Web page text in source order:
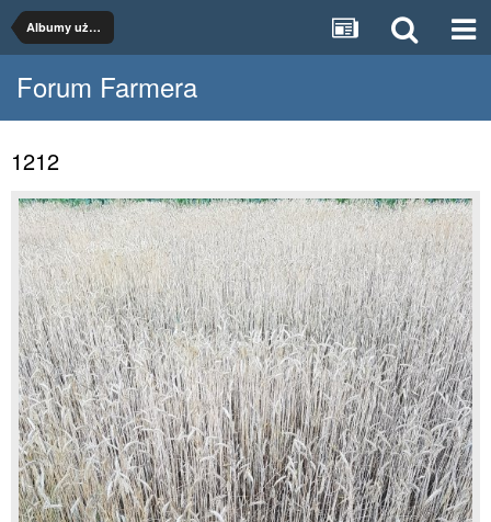
Albumy użytkowników
Forum Farmera
1212